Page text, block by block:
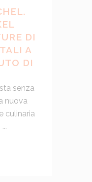
DI
A
DI
senza
nuova
culinaria